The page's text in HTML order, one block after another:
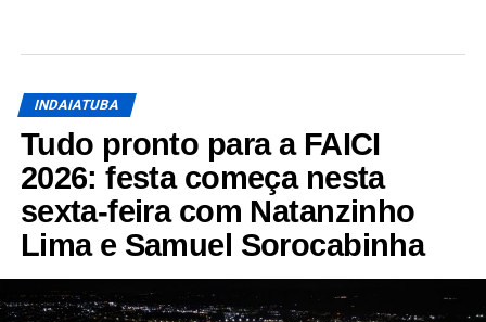
INDAIATUBA
Tudo pronto para a FAICI
2026: festa começa nesta
sexta-feira com Natanzinho
Lima e Samuel Sorocabinha